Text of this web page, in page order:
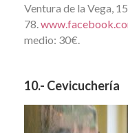
Ventura de la Vega,
78.
medio: 30€.
10.- Cevicuchería